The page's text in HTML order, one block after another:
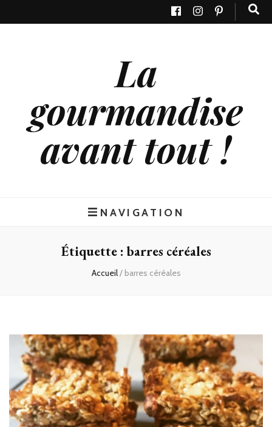
La
gourmandise
avant tout !
NAVIGATION
Étiquette : barres céréales
Accueil/ barres céréales